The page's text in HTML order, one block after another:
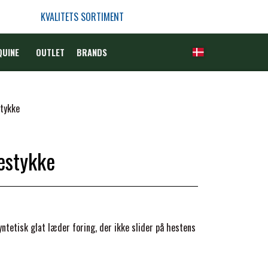
KVALITETS SORTIMENT
OUTLET BRANDS
glat læder foring, der ikke slider på hestens